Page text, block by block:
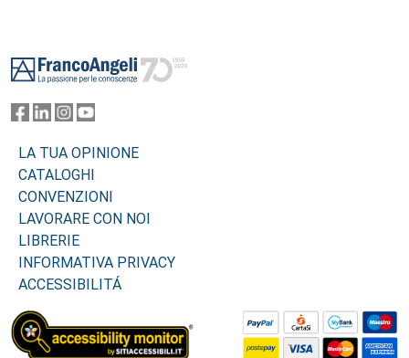
LA TUA OPINIONE
CATALOGHI
CONVENZIONI
LAVORARE CON NOI
LIBRERIE
INFORMATIVA PRIVACY
ACCESSIBILITÁ